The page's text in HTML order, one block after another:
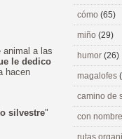
animal a las
le dedico
hacen
silvestre"
cómo (65)
miño (29)
humor (26)
magalofes
camino de
con
rutas